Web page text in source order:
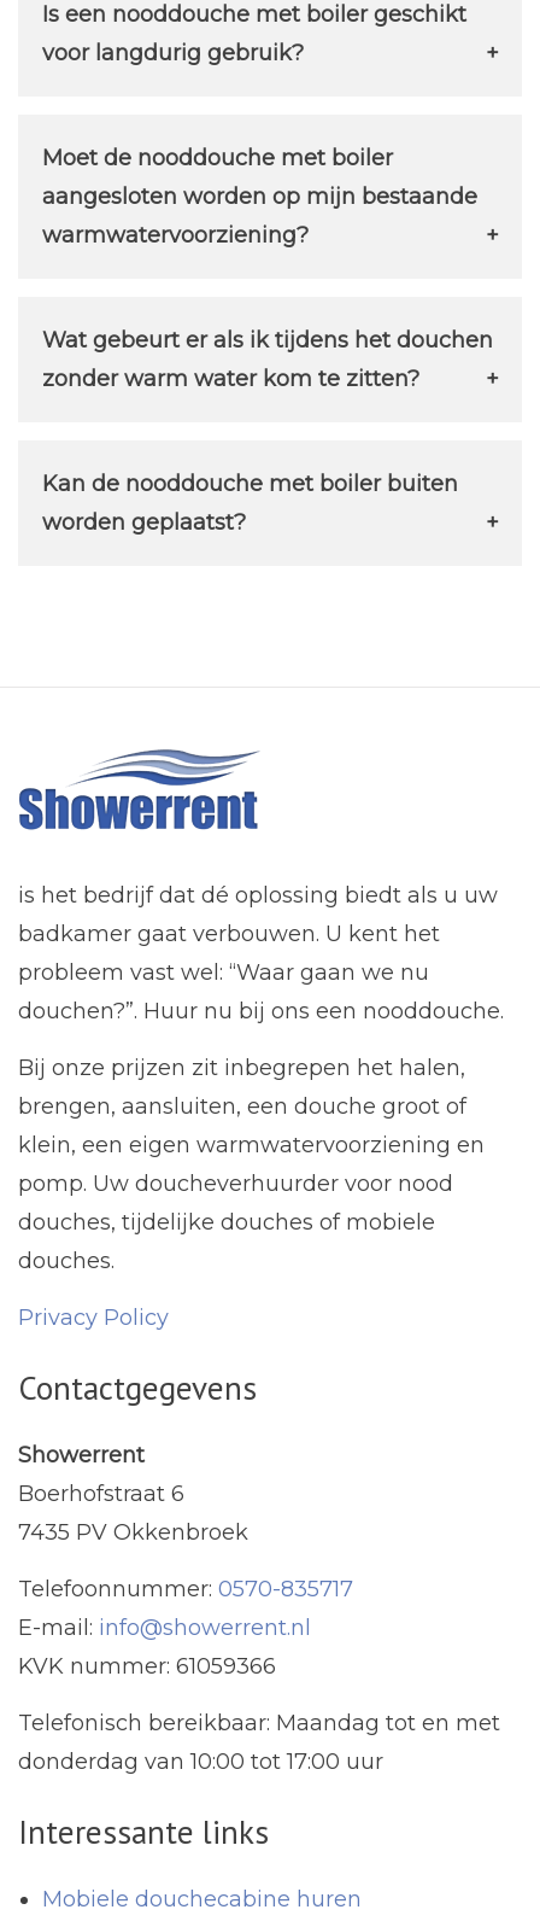
Is een nooddouche met boiler geschikt
voor langdurig gebruik?
langdurig gebruik. Of u nu te maken hebt
met een badkamerverbouwing die
weken duurt of een tijdelijke oplossing
nooddouche biedt een comfortabele en
duurzame optie.
Moet de nooddouche met boiler
aangesloten worden op mijn bestaande
warmwatervoorziening?
water namelijk zelfstandig. Het enige wat
u nodig heeft is een water- en
Wat gebeurt er als ik tijdens het douchen
zonder warm water kom te zitten?
minuten opnieuw verwarmen. Als u
meerdere personen achter elkaar gebruik
water weer volledig op temperatuur is.
Kan de nooddouche met boiler buiten
worden geplaatst?
is het bedrijf dat dé oplossing biedt als u uw
badkamer gaat verbouwen. U kent het
probleem vast wel: “Waar gaan we nu
douchen?”. Huur nu bij ons een nooddouche.
Bij onze prijzen zit inbegrepen het halen,
brengen, aansluiten, een douche groot of
klein, een eigen warmwatervoorziening en
pomp. Uw doucheverhuurder voor nood
douches, tijdelijke douches of mobiele
douches.
Privacy Policy
Contactgegevens
Showerrent
Boerhofstraat 6
7435 PV Okkenbroek
Telefoonnummer: 0570-835717
E-mail: info@showerrent.nl
KVK nummer: 61059366
Telefonisch bereikbaar: Maandag tot en met
donderdag van 10:00 tot 17:00 uur
Interessante links
Mobiele douchecabine huren